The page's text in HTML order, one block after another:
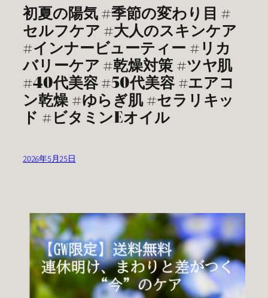
初夏の陽気 #季節の変わり目 #
セルフケア #大人のスキンケア
#インナービューティー #リカ
バリーケア #乾燥対策 #ツヤ肌
#40代美容 #50代美容 #エアコ
ン乾燥 #ゆらぎ肌 #セラリキッ
ド #ビタミンEオイル
2026年5月25日